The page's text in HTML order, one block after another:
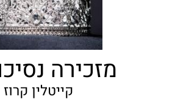
מזכירה
קייטלין קרוז